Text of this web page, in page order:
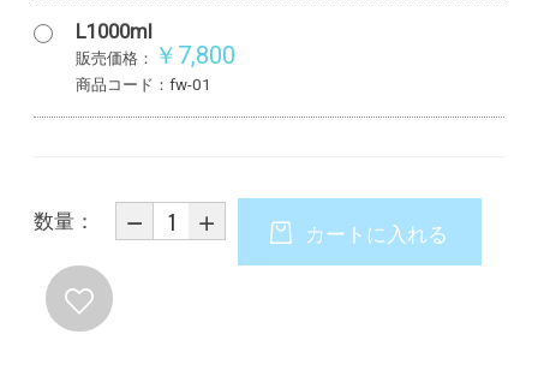
L1000ml
販売価格： ￥7,800
商品コード：fw-01
数量：
カートに入れる